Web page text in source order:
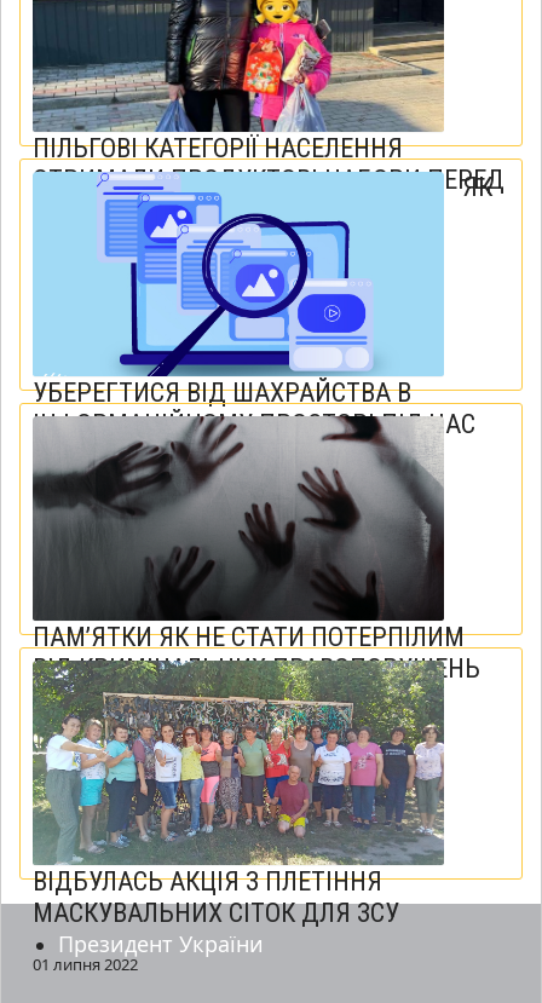
ПІЛЬГОВІ КАТЕГОРІЇ НАСЕЛЕННЯ
ОТРИМАЛИ ПРОДУКТОВІ НАБОРИ ПЕРЕД
РІЗДВЯНИМИ СВЯТАМИ
18 січня 2023
ЯК
УБЕРЕГТИСЯ ВІД ШАХРАЙСТВА В
ІНФОРМАЦІЙНОМУ ПРОСТОРІ ПІД ЧАС
ВОЄННОГО СТАНУ
07 липня 2022
ПАМ’ЯТКИ ЯК НЕ СТАТИ ПОТЕРПІЛИМ
ВІД КРИМІНАЛЬНИХ ПРАВОПОРУШЕНЬ
06 липня 2022
ВІДБУЛАСЬ АКЦІЯ З ПЛЕТІННЯ
МАСКУВАЛЬНИХ СІТОК ДЛЯ ЗСУ
01 липня 2022
Президент України